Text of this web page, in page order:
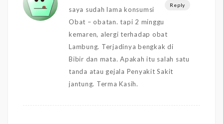
Reply
saya sudah lama konsumsi
Obat – obatan. tapi 2 minggu
kemaren, alergi terhadap obat
Lambung. Terjadinya bengkak di
Bibir dan mata. Apakah itu salah satu
tanda atau gejala Penyakit Sakit
jantung. Terma Kasih.